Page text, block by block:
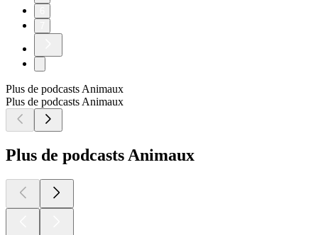
Plus de podcasts Animaux
Plus de podcasts Animaux
Plus de podcasts Animaux